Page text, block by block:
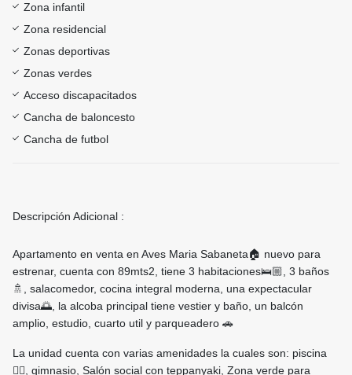
Zona infantil
Zona residencial
Zonas deportivas
Zonas verdes
Acceso discapacitados
Cancha de baloncesto
Cancha de futbol
Descripción Adicional :
Apartamento en venta en Aves Maria Sabaneta🏠 nuevo para
estrenar, cuenta con 89mts2, tiene 3 habitaciones🛌🏼, 3 baños
🚿, salacomedor, cocina integral moderna, una expectacular
divisa🌅, la alcoba principal tiene vestier y baño, un balcón
amplio, estudio, cuarto util y parqueadero 🚗
La unidad cuenta con varias amenidades la cuales son: piscina
🏊🏻, gimnasio, Salón social con teppanyaki, Zona verde para